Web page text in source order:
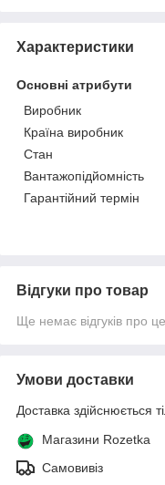
Характеристики
Основні атрибути
Виробник
Країна виробник
Стан
Вантажопідйомність
Гарантійний термін
Відгуки про товар
Ще немає відгуків про
Умови доставки
Доставка здійснюється
Магазини Rozetka
Самовивіз